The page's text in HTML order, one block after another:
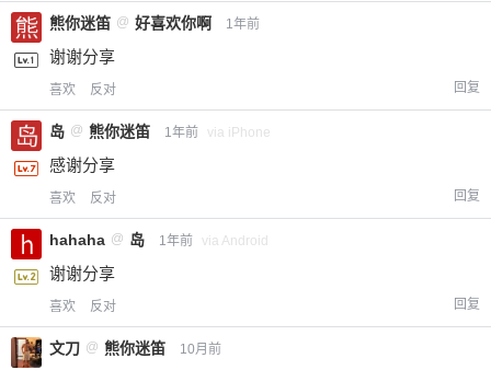
熊你迷笛 @ 好喜欢你啊 1年前
谢谢分享
喜欢 反对 回复
岛 @ 熊你迷笛 1年前 via iPhone
感谢分享
喜欢 反对 回复
hahaha @ 岛 1年前 via Android
谢谢分享
喜欢 反对 回复
文刀 @ 熊你迷笛 10月前